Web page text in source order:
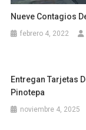
Nueve Contagios
febrero 4, 2022
Entregan Tarjetas
Pinotepa
noviembre 4, 2025